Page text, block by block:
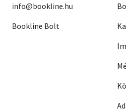
info@bookline.hu
Bookline Bolt